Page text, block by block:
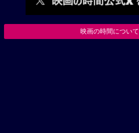
映画の時間について